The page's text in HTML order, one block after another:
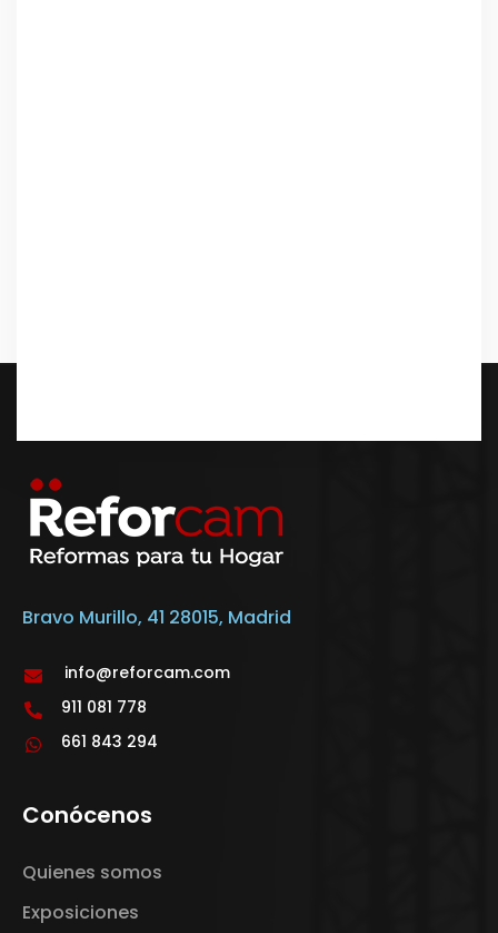
Bravo Murillo, 41 28015, Madrid
info@reforcam.com
911 081 778
661 843 294
Conócenos
Quienes somos
Exposiciones